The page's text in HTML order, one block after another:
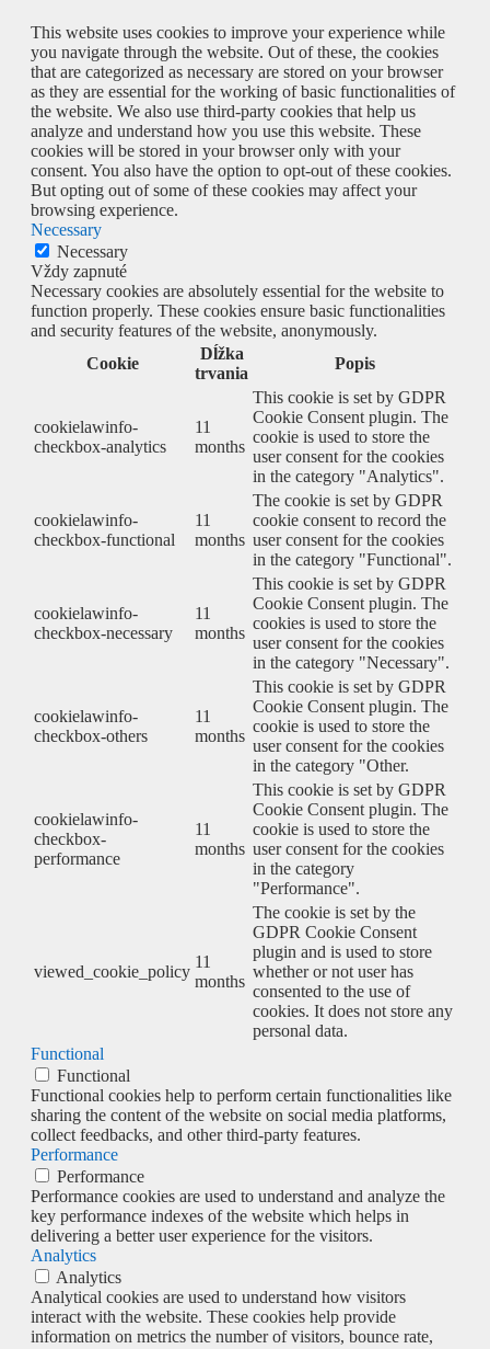
This website uses cookies to improve your experience while
you navigate through the website. Out of these, the cookies
that are categorized as necessary are stored on your browser
as they are essential for the working of basic functionalities of
the website. We also use third-party cookies that help us
analyze and understand how you use this website. These
cookies will be stored in your browser only with your
consent. You also have the option to opt-out of these cookies.
But opting out of some of these cookies may affect your
browsing experience.
Necessary
Necessary
Vždy zapnuté
Necessary cookies are absolutely essential for the website to
function properly. These cookies ensure basic functionalities
and security features of the website, anonymously.
Cookie
Dĺžka
trvania
Popis
cookielawinfo-
checkbox-analytics
11
months
This cookie is set by GDPR
Cookie Consent plugin. The
cookie is used to store the
user consent for the cookies
in the category "Analytics".
cookielawinfo-
checkbox-functional
11
months
The cookie is set by GDPR
cookie consent to record the
user consent for the cookies
in the category "Functional".
cookielawinfo-
checkbox-necessary
11
months
This cookie is set by GDPR
Cookie Consent plugin. The
cookies is used to store the
user consent for the cookies
in the category "Necessary".
cookielawinfo-
checkbox-others
11
months
This cookie is set by GDPR
Cookie Consent plugin. The
cookie is used to store the
user consent for the cookies
in the category "Other.
cookielawinfo-
checkbox-
performance
11
months
This cookie is set by GDPR
Cookie Consent plugin. The
cookie is used to store the
user consent for the cookies
in the category
"Performance".
viewed_cookie_policy
11
months
The cookie is set by the
GDPR Cookie Consent
plugin and is used to store
whether or not user has
consented to the use of
cookies. It does not store any
personal data.
Functional
Functional
Functional cookies help to perform certain functionalities like
sharing the content of the website on social media platforms,
collect feedbacks, and other third-party features.
Performance
Performance
Performance cookies are used to understand and analyze the
key performance indexes of the website which helps in
delivering a better user experience for the visitors.
Analytics
Analytics
Analytical cookies are used to understand how visitors
interact with the website. These cookies help provide
information on metrics the number of visitors, bounce rate,